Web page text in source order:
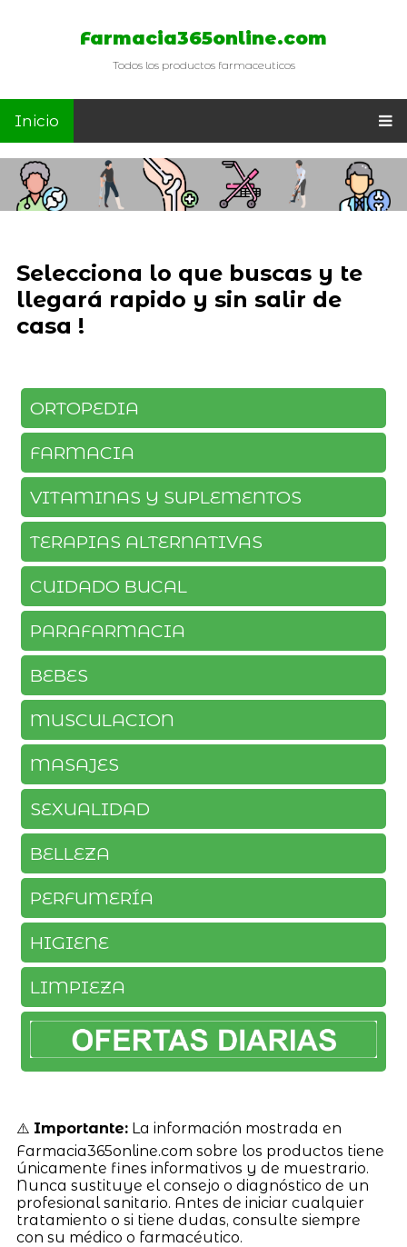
Farmacia365online.com
Todos los productos farmaceuticos
Inicio
Selecciona lo que buscas y te
llegará rapido y sin salir de
casa !
ORTOPEDIA
FARMACIA
VITAMINAS Y SUPLEMENTOS
TERAPIAS ALTERNATIVAS
CUIDADO BUCAL
PARAFARMACIA
BEBES
MUSCULACION
MASAJES
SEXUALIDAD
BELLEZA
PERFUMERÍA
HIGIENE
LIMPIEZA
⚠️ Importante:La información mostrada en
Farmacia365online.com sobre los productos tiene
únicamente fines informativos y de muestrario.
Nunca sustituye el consejo o diagnóstico de un
profesional sanitario. Antes de iniciar cualquier
tratamiento o si tiene dudas, consulte siempre
con su médico o farmacéutico.